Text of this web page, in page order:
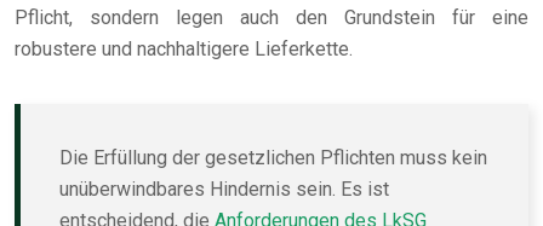
Pflicht, sondern legen auch den Grundstein für eine
robustere und nachhaltigere Lieferkette.
Die Erfüllung der gesetzlichen Pflichten muss kein
unüberwindbares Hindernis sein. Es ist
entscheidend, die Anforderungen des LkSG